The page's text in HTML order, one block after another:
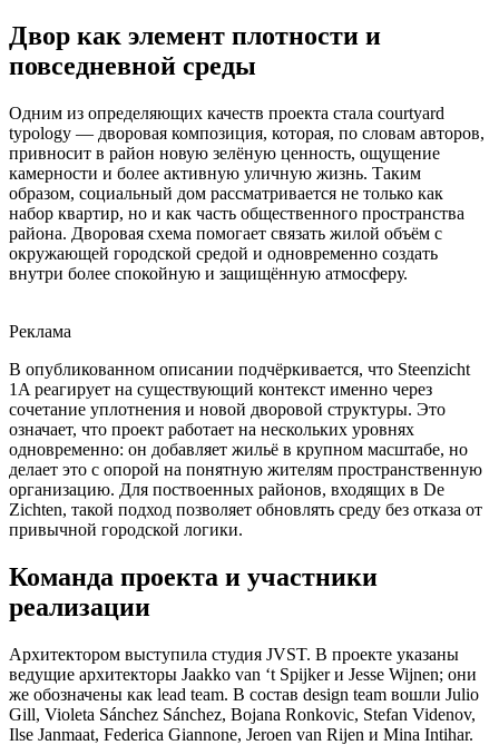
Двор как элемент плотности и
повседневной среды
Одним из определяющих качеств проекта стала courtyard
typology — дворовая композиция, которая, по словам авторов,
привносит в район новую зелёную ценность, ощущение
камерности и более активную уличную жизнь. Таким
образом, социальный дом рассматривается не только как
набор квартир, но и как часть общественного пространства
района. Дворовая схема помогает связать жилой объём с
окружающей городской средой и одновременно создать
внутри более спокойную и защищённую атмосферу.
Реклама
В опубликованном описании подчёркивается, что Steenzicht
1A реагирует на существующий контекст именно через
сочетание уплотнения и новой дворовой структуры. Это
означает, что проект работает на нескольких уровнях
одновременно: он добавляет жильё в крупном масштабе, но
делает это с опорой на понятную жителям пространственную
организацию. Для поствоенных районов, входящих в De
Zichten, такой подход позволяет обновлять среду без отказа от
привычной городской логики.
Команда проекта и участники
реализации
Архитектором выступила студия JVST. В проекте указаны
ведущие архитекторы Jaakko van ‘t Spijker и Jesse Wijnen; они
же обозначены как lead team. В состав design team вошли Julio
Gill, Violeta Sánchez Sánchez, Bojana Ronkovic, Stefan Videnov,
Ilse Janmaat, Federica Giannone, Jeroen van Rijen и Mina Intihar.